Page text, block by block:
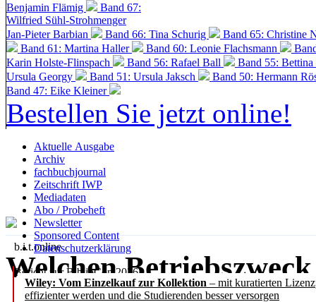
Benjamin Flämig
Band 67:
Wilfried Sühl-Strohmenger
Jan-Pieter Barbian
Band 66: Tina Schurig
Band 65: Christine
Band 61: Martina Haller
Band 60: Leonie Flachsmann
Karin Holste-Flinspach
Band 56: Rafael Ball
Band 55:
Ursula Georgy
Band 51: Ursula Jaksch Band 50: Hermann
Band 47: Eike Kleiner
Bestellen Sie jetzt online!
Aktuelle Ausgabe
Archiv
fachbuchjournal
Zeitschrift IWP
Mediadaten
Abo / Probeheft
Newsletter
Sponsored Content
Datenschutzerklärung
Wiley: Vom Einzelkauf zur Kollektion – mit kuratierten
effizienter werden und die Studierenden besser versorgen
b.i.t.online
Bericht zur BiblioCon 2026
Welchen